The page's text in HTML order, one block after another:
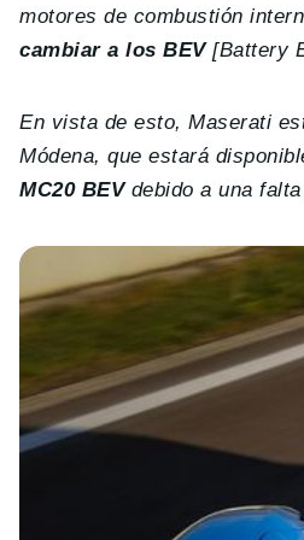
motores de combustión
cambiar a los BEV[Battery
En vista de esto, Maserati
Módena, que estará
MC20 BEVdebido a una